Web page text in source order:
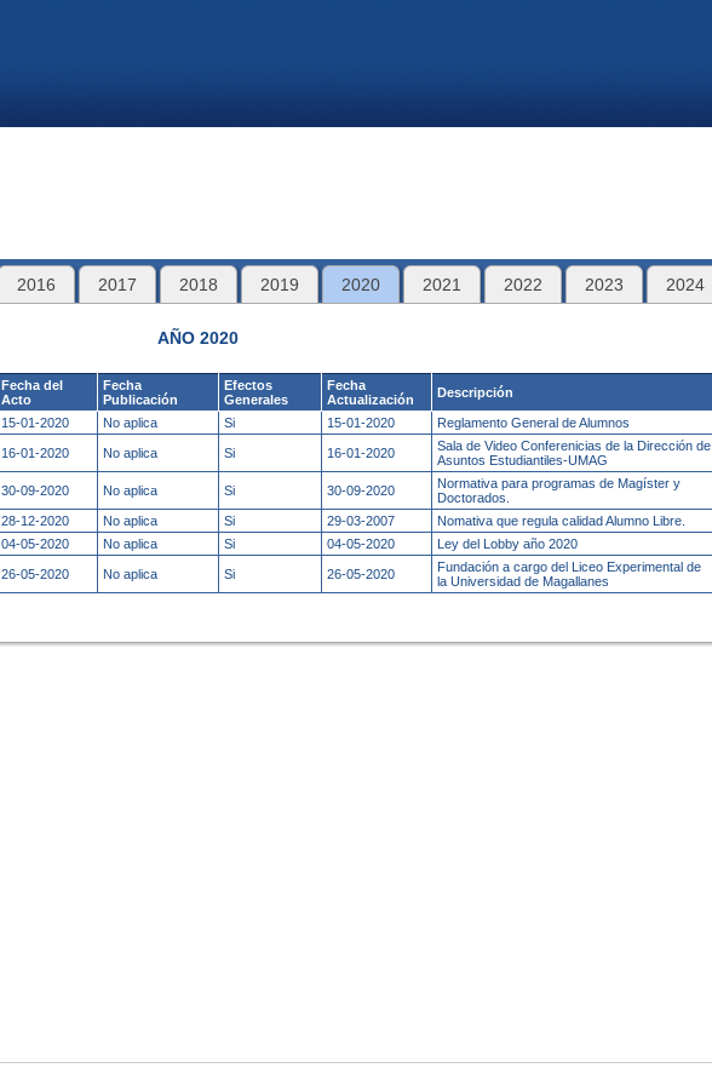
2016 2017 2018 2019 2020 2021 2022 2023 2024
AÑO 2020
Fecha del
Acto
Fecha
Publicación
Efectos
Generales
Fecha
Actualización
Descripción
15-01-2020 No aplica Si 15-01-2020 Reglamento General de Alumnos
16-01-2020 No aplica Si 16-01-2020
Sala de Video Conferenicias de la Dirección de
Asuntos Estudiantiles-UMAG
30-09-2020 No aplica Si 30-09-2020
Normativa para programas de Magíster y
Doctorados.
28-12-2020 No aplica Si 29-03-2007 Nomativa que regula calidad Alumno Libre.
04-05-2020 No aplica Si 04-05-2020 Ley del Lobby año 2020
26-05-2020 No aplica Si 26-05-2020
Fundación a cargo del Liceo Experimental de
la Universidad de Magallanes